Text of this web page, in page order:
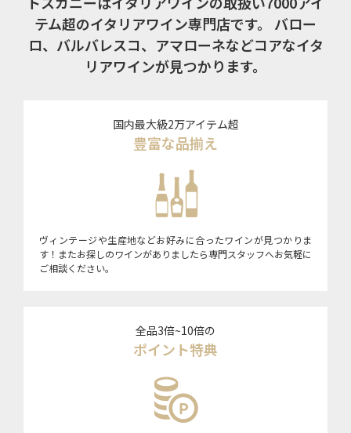
テム超のイタリアワイン専門店です。
バロー
ロ、バルバレスコ、アマローネなどコアなイタ
リアワインが見つかります。
国内最大級2万アイテム超
豊富な品揃え
ヴィンテージや生産地などお好みに合ったワインが見つかりま
す！またお探しのワインがありましたら専門スタッフへお気軽に
ご相談ください。
全品3倍~10倍の
ポイント特典